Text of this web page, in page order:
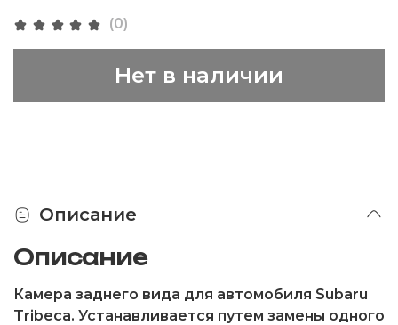
(0)
Нет в наличии
Описание
Описание
Камера заднего вида для автомобиля Subaru
Tribeca. Устанавливается путем замены одного